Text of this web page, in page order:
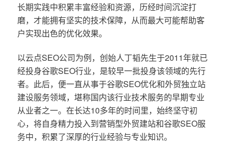
长期实践中积累丰富经验和资源，历经时间沉淀打
磨，才能拥有坚实的技术保障，从而最大可能帮助客
户实现出色的优化效果。
以云点SEO公司为例，创始人丁韬先生于2011年就已
经投身谷歌SEO行业，是较早一批投身该领域的先行
者。此后，便一直从事于谷歌SEO优化和外贸独立站
建设服务领域，堪称国内该行业技术服务的早期专业
从业者之一。在长达10多年的时间里，始终坚守初
心，将自身精力投入到营销型外贸建站和谷歌SEO服
务中，积累了深厚的行业经验与专业知识。